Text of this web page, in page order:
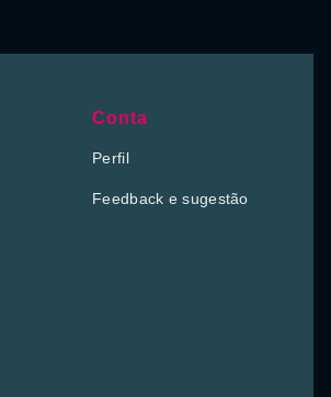
Conta
Perfil
Feedback e sugestão